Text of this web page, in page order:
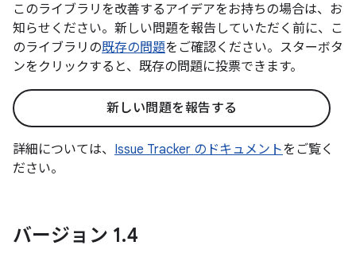
このライブラリを改善するアイデアをお持ちの場合は、お
知らせください。新しい問題を報告していただく前に、こ
のライブラリの既存の問題をご確認ください。スターボタ
ンをクリックすると、既存の問題に投票できます。
新しい問題を報告する
詳細については、 Issue Tracker のドキュメントをご覧く
ださい。
バージョン 1.4